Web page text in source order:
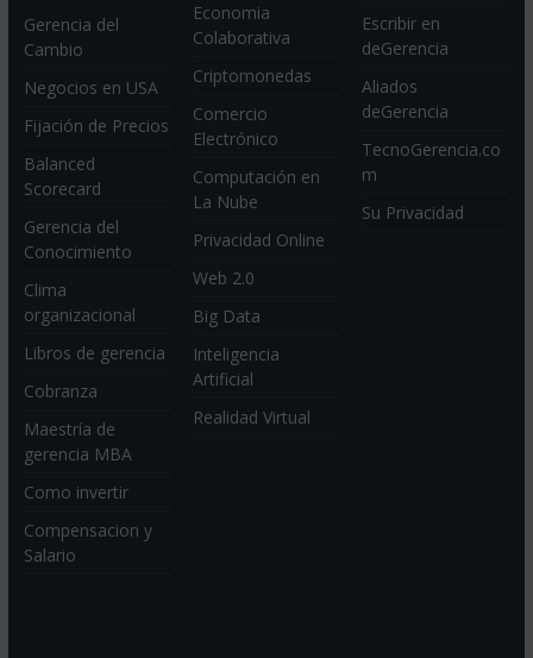
Gerencia del
Cambio
Negocios en USA
Fijación de Precios
Balanced
Scorecard
Gerencia del
Conocimiento
Clima
organizacional
Libros de gerencia
Cobranza
Maestría de
gerencia MBA
Como invertir
Compensacion y
Salario
Economia
Colaborativa
Criptomonedas
Comercio
Electrónico
Computación en
La Nube
Privacidad Online
Web 2.0
Big Data
Inteligencia
Artificial
Realidad Virtual
Escribir en
deGerencia
Aliados
deGerencia
TecnoGerencia.co
m
Su Privacidad